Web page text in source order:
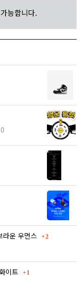
능합니다.
운 우먼스 댓글
2
이트 댓글
1